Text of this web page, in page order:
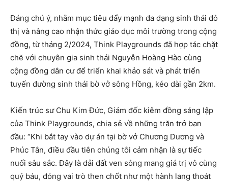
Đáng chú ý, nhằm mục tiêu đẩy mạnh đa dạng sinh thái đô
thị và nâng cao nhận thức giáo dục môi trường trong cộng
đồng, từ tháng 2/2024, Think Playgrounds đã hợp tác chặt
chẽ với chuyên gia sinh thái Nguyễn Hoàng Hào cùng
cộng đồng dân cư để triển khai khảo sát và phát triển
tuyến đường sinh thái bờ vở sông Hồng, kéo dài gần 2km.
Kiến trúc sư Chu Kim Đức, Giám đốc kiêm đồng sáng lập
của Think Playgrounds, chia sẻ về những trăn trở ban
đầu: “Khi bắt tay vào dự án tại bờ vở Chương Dương và
Phúc Tân, điều đầu tiên chúng tôi cảm nhận là sự tiếc
nuối sâu sắc. Đây là dải đất ven sông mang giá trị vô cùng
quý báu, đóng vai trò then chốt như một hành lang thoát